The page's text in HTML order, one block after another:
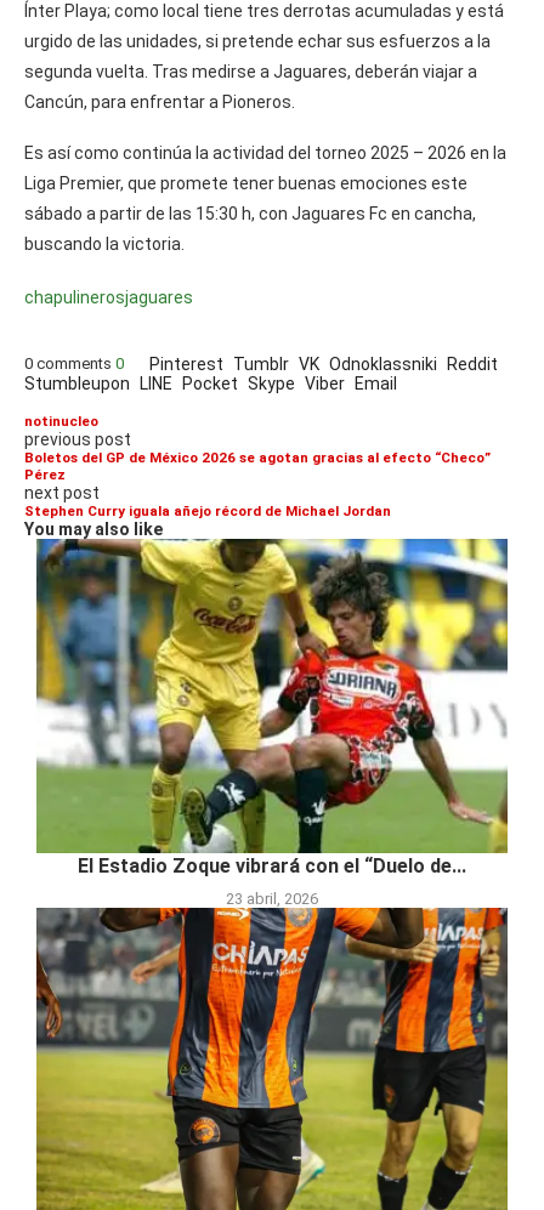
Ínter Playa; como local tiene tres derrotas acumuladas y está
urgido de las unidades, si pretende echar sus esfuerzos a la
segunda vuelta. Tras medirse a Jaguares, deberán viajar a
Cancún, para enfrentar a Pioneros.
Es así como continúa la actividad del torneo 2025 – 2026 en la
Liga Premier, que promete tener buenas emociones este
sábado a partir de las 15:30 h, con Jaguares Fc en cancha,
buscando la victoria.
chapulinerosjaguares
0 comments 0 Pinterest Tumblr VK Odnoklassniki
Reddit
Stumbleupon
LINE Pocket Skype Viber Email
notinucleo
previous post
Boletos del GP de México 2026 se agotan gracias al efecto “Checo”
Pérez
next post
Stephen Curry iguala añejo récord de Michael Jordan
You may also like
El Estadio Zoque vibrará con el “Duelo de...
23 abril, 2026